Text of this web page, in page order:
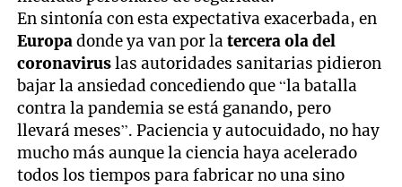
En sintonía con esta expectativa exacerbada, en
Europadonde ya van por la tercera ola del
coronaviruslas autoridades sanitarias pidieron
bajar la ansiedad concediendo que “la batalla
contra la pandemia se está ganando, pero
llevará meses”. Paciencia y autocuidado, no hay
mucho más aunque la ciencia haya acelerado
todos los tiempos para fabricar no una sino